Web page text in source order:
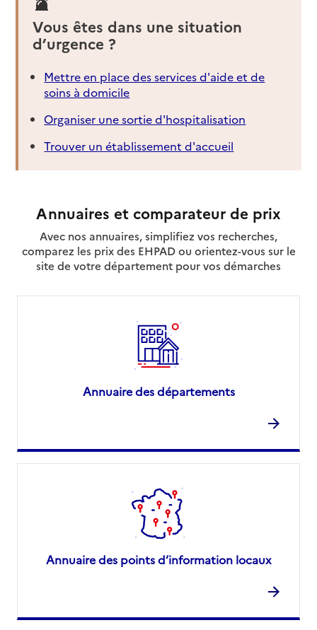
Vous êtes dans une situation
d’urgence ?
Mettre en place des services d'aide et de
soins à domicile
Organiser une sortie d'hospitalisation
Trouver un établissement d'accueil
Annuaires et comparateur de prix
Avec nos annuaires, simplifiez vos recherches,
comparez les prix des EHPAD ou orientez-vous sur le
site de votre département pour vos démarches
Annuaire des départements
Annuaire des points d’information locaux